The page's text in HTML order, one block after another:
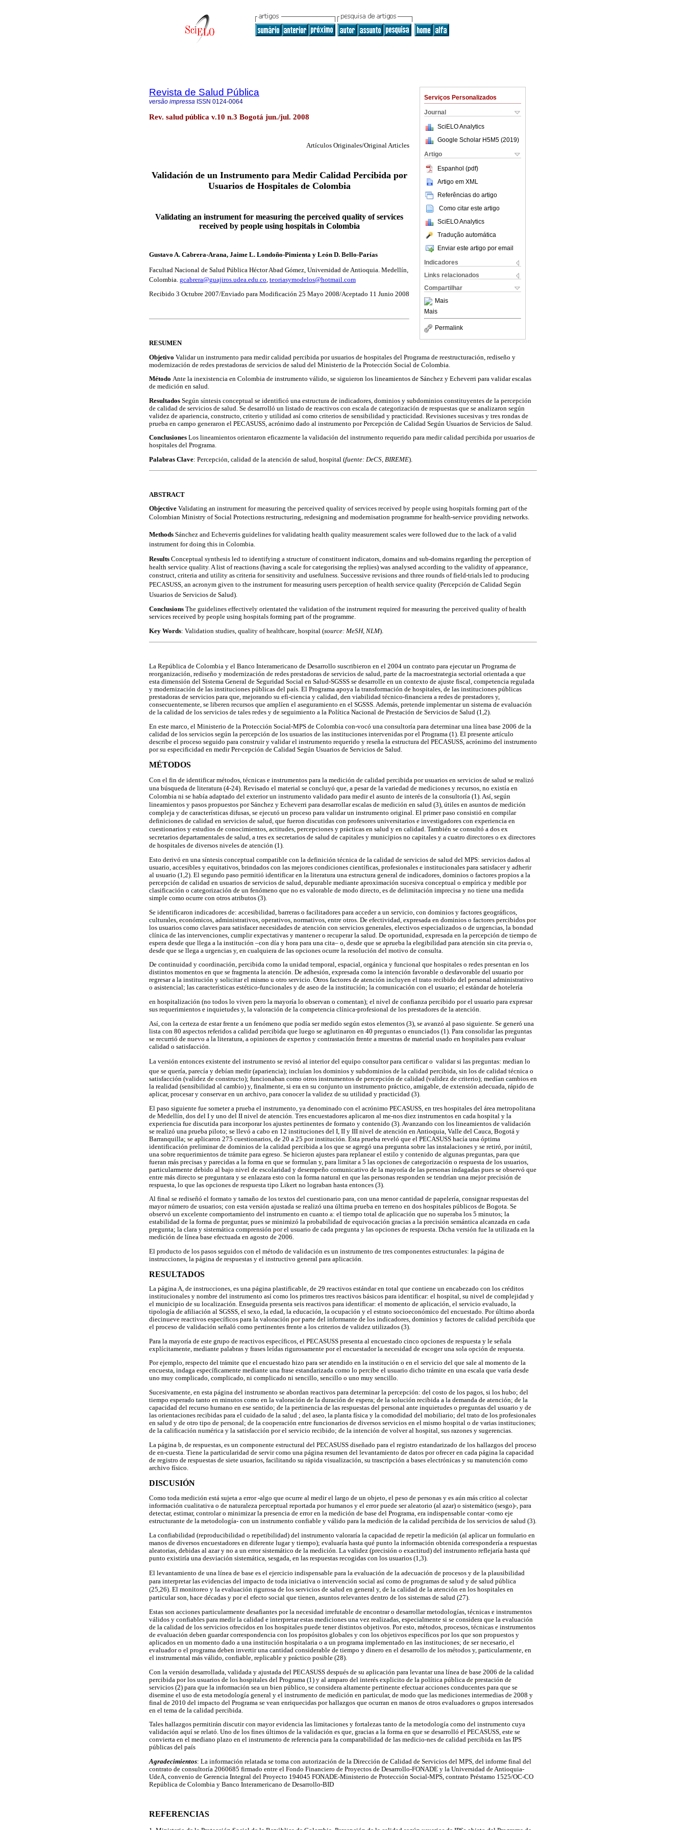
Serviços Personalizados
Journal
SciELO Analytics
Google Scholar H5M5 (2019)
Artigo
Espanhol (pdf)
Artigo em XML
Referências do artigo
Como citar este artigo
SciELO Analytics
Tradução automática
Enviar este artigo por email
Indicadores
Links relacionados
Compartilhar
Mais
Mais
Permalink
Revista de Salud Pública
versão impressa ISSN 0124-0064
Rev. salud pública v.10 n.3 Bogotá jun./jul. 2008
Artículos Originales/Original Articles
Validación de un Instrumento para Medir Calidad Percibida por
Usuarios de Hospitales de Colombia
Validating an instrument for measuring the perceived quality of services
received by people using hospitals in Colombia
Gustavo A. Cabrera-Arana, Jaime L. Londoño-Pimienta y León D. Bello-Parías
Facultad Nacional de Salud Pública Héctor Abad Gómez, Universidad de Antioquia. Medellín,
Colombia. gcabrera@guajiros.udea.edu.co, teoriasymodelos@hotmail.com
Recibido 3 Octubre 2007/Enviado para Modificación 25 Mayo 2008/Aceptado 11 Junio 2008
RESUMEN
Objetivo Validar un instrumento para medir calidad percibida por usuarios de hospitales del Programa de reestructuración, rediseño y
modernización de redes prestadoras de servicios de salud del Ministerio de la Protección Social de Colombia.
Método Ante la inexistencia en Colombia de instrumento válido, se siguieron los lineamientos de Sánchez y Echeverri para validar escalas
de medición en salud.
Resultados Según síntesis conceptual se identificó una estructura de indicadores, dominios y subdominios constituyentes de la percepción
de calidad de servicios de salud. Se desarrolló un listado de reactivos con escala de categorización de respuestas que se analizaron según
validez de apariencia, constructo, criterio y utilidad así como criterios de sensibilidad y practicidad. Revisiones sucesivas y tres rondas de
prueba en campo generaron el PECASUSS, acrónimo dado al instrumento por Percepción de Calidad Según Usuarios de Servicios de Salud.
Conclusiones Los lineamientos orientaron eficazmente la validación del instrumento requerido para medir calidad percibida por usuarios de
hospitales del Programa.
Palabras Clave: Percepción, calidad de la atención de salud, hospital (fuente: DeCS, BIREME).
ABSTRACT
Objective Validating an instrument for measuring the perceived quality of services received by people using hospitals forming part of the
Colombian Ministry of Social Protections restructuring, redesigning and modernisation programme for health-service providing networks.
Methods Sánchez and Echeverris guidelines for validating health quality measurement scales were followed due to the lack of a valid
instrument for doing this in Colombia.
Results Conceptual synthesis led to identifying a structure of constituent indicators, domains and sub-domains regarding the perception of
health service quality. A list of reactions (having a scale for categorising the replies) was analysed according to the validity of appearance,
construct, criteria and utility as criteria for sensitivity and usefulness. Successive revisions and three rounds of field-trials led to producing
PECASUSS, an acronym given to the instrument for measuring users perception of health service quality (Percepción de Calidad Según
Usuarios de Servicios de Salud).
Conclusions The guidelines effectively orientated the validation of the instrument required for measuring the perceived quality of health
services received by people using hospitals forming part of the programme.
Key Words: Validation studies, quality of healthcare, hospital (source: MeSH, NLM).
La República de Colombia y el Banco Interamericano de Desarrollo suscribieron en el 2004 un contrato para ejecutar un Programa de
reorganización, rediseño y modernización de redes prestadoras de servicios de salud, parte de la macroestrategia sectorial orientada a que
esta dimensión del Sistema General de Seguridad Social en Salud-SGSSS se desarrolle en un contexto de ajuste fiscal, competencia regulada
y modernización de las instituciones públicas del país. El Programa apoya la transformación de hospitales, de las instituciones públicas
prestadoras de servicios para que, mejorando su efi-ciencia y calidad, den viabilidad técnico-financiera a redes de prestadores y,
consecuentemente, se liberen recursos que amplíen el aseguramiento en el SGSSS. Además, pretende implementar un sistema de evaluación
de la calidad de los servicios de tales redes y de seguimiento a la Política Nacional de Prestación de Servicios de Salud (1,2).
En este marco, el Ministerio de la Protección Social-MPS de Colombia con-vocó una consultoría para determinar una línea base 2006 de la
calidad de los servicios según la percepción de los usuarios de las instituciones intervenidas por el Programa (1). El presente artículo
describe el proceso seguido para construir y validar el instrumento requerido y reseña la estructura del PECASUSS, acrónimo del instrumento
por su especificidad en medir Per-cepción de Calidad Según Usuarios de Servicios de Salud.
MÉTODOS
Con el fin de identificar métodos, técnicas e instrumentos para la medición de calidad percibida por usuarios en servicios de salud se realizó
una búsqueda de literatura (4-24). Revisado el material se concluyó que, a pesar de la variedad de mediciones y recursos, no existía en
Colombia ni se había adaptado del exterior un instrumento validado para medir el asunto de interés de la consultoría (1). Así, según
lineamientos y pasos propuestos por Sánchez y Echeverri para desarrollar escalas de medición en salud (3), útiles en asuntos de medición
compleja y de características difusas, se ejecutó un proceso para validar un instrumento original. El primer paso consistió en compilar
definiciones de calidad en servicios de salud, que fueron discutidas con profesores universitarios e investigadores con experiencia en
cuestionarios y estudios de conocimientos, actitudes, percepciones y prácticas en salud y en calidad. También se consultó a dos ex
secretarios departamentales de salud, a tres ex secretarios de salud de capitales y municipios no capitales y a cuatro directores o ex directores
de hospitales de diversos niveles de atención (1).
Esto derivó en una síntesis conceptual compatible con la definición técnica de la calidad de servicios de salud del MPS: servicios dados al
usuario, accesibles y equitativos, brindados con las mejores condiciones científicas, profesionales e institucionales para satisfacer y adherir
al usuario (1,2). El segundo paso permitió identificar en la literatura una estructura general de indicadores, dominios o factores propios a la
percepción de calidad en usuarios de servicios de salud, depurable mediante aproximación sucesiva conceptual o empírica y medible por
clasificación o categorización de un fenómeno que no es valorable de modo directo, es de delimitación imprecisa y no tiene una medida
simple como ocurre con otros atributos (3).
Se identificaron indicadores de: accesibilidad, barreras o facilitadores para acceder a un servicio, con dominios y factores geográficos,
culturales, económicos, administrativos, operativos, normativos, entre otros. De efectividad, expresada en dominios o factores percibidos por
los usuarios como claves para satisfacer necesidades de atención con servicios generales, electivos especializados o de urgencias, la bondad
clínica de las intervenciones, cumplir expectativas y mantener o recuperar la salud. De oportunidad, expresada en la percepción de tiempo de
espera desde que llega a la institución –con día y hora para una cita– o, desde que se aprueba la elegibilidad para atención sin cita previa o,
desde que se llega a urgencias y, en cualquiera de las opciones ocurre la resolución del motivo de consulta.
De continuidad y coordinación, percibida como la unidad temporal, espacial, orgánica y funcional que hospitales o redes presentan en los
distintos momentos en que se fragmenta la atención. De adhesión, expresada como la intención favorable o desfavorable del usuario por
regresar a la institución y solicitar el mismo u otro servicio. Otros factores de atención incluyen el trato recibido del personal administrativo
o asistencial; las características estético-funcionales y de aseo de la institución; la comunicación con el usuario; el estándar de hotelería
en hospitalización (no todos lo viven pero la mayoría lo observan o comentan); el nivel de confianza percibido por el usuario para expresar
sus requerimientos e inquietudes y, la valoración de la competencia clínica-profesional de los prestadores de la atención.
Así, con la certeza de estar frente a un fenómeno que podía ser medido según estos elementos (3), se avanzó al paso siguiente. Se generó una
lista con 80 aspectos referidos a calidad percibida que luego se aglutinaron en 40 preguntas o enunciados (1). Para consolidar las preguntas
se recurrió de nuevo a la literatura, a opiniones de expertos y contrastación frente a muestras de material usado en hospitales para evaluar
calidad o satisfacción.
La versión entonces existente del instrumento se revisó al interior del equipo consultor para certificar o  validar si las preguntas: median lo
que se quería, parecía y debían medir (apariencia); incluían los dominios y subdominios de la calidad percibida, sin los de calidad técnica o
satisfacción (validez de constructo); funcionaban como otros instrumentos de percepción de calidad (validez de criterio); medían cambios en
la realidad (sensibilidad al cambio) y, finalmente, si era en su conjunto un instrumento práctico, amigable, de extensión adecuada, rápido de
aplicar, procesar y conservar en un archivo, para conocer la validez de su utilidad y practicidad (3).
El paso siguiente fue someter a prueba el instrumento, ya denominado con el acrónimo PECASUSS, en tres hospitales del área metropolitana
de Medellín, dos del I y uno del II nivel de atención. Tres encuestadores aplicaron al me-nos diez instrumentos en cada hospital y la
experiencia fue discutida para incorporar los ajustes pertinentes de formato y contenido (3). Avanzando con los lineamientos de validación
se realizó una prueba piloto; se llevó a cabo en 12 instituciones del I, II y III nivel de atención en Antioquia, Valle del Cauca, Bogotá y
Barranquilla; se aplicaron 275 cuestionarios, de 20 a 25 por institución. Esta prueba reveló que el PECASUSS hacía una óptima
identificación preliminar de dominios de la calidad percibida a los que se agregó una pregunta sobre las instalaciones y se retiró, por inútil,
una sobre requerimientos de trámite para egreso. Se hicieron ajustes para replanear el estilo y contenido de algunas preguntas, para que
fueran más precisas y parecidas a la forma en que se formulan y, para limitar a 5 las opciones de categorización o respuesta de los usuarios,
particularmente debido al bajo nivel de escolaridad y desempeño comunicativo de la mayoría de las personas indagadas pues se observó que
entre más directo se preguntara y se enlazara esto con la forma natural en que las personas responden se tendrían una mejor precisión de
respuesta, lo que las opciones de respuesta tipo Likert no lograban hasta entonces (3).
Al final se rediseñó el formato y tamaño de los textos del cuestionario para, con una menor cantidad de papelería, consignar respuestas del
mayor número de usuarios; con esta versión ajustada se realizó una última prueba en terreno en dos hospitales públicos de Bogota. Se
observó un excelente comportamiento del instrumento en cuanto a: el tiempo total de aplicación que no superaba los 5 minutos; la
estabilidad de la forma de preguntar, pues se minimizó la probabilidad de equivocación gracias a la precisión semántica alcanzada en cada
pregunta; la clara y sistemática comprensión por el usuario de cada pregunta y las opciones de respuesta. Dicha versión fue la utilizada en la
medición de línea base efectuada en agosto de 2006.
El producto de los pasos seguidos con el método de validación es un instrumento de tres componentes estructurales: la página de
instrucciones, la página de respuestas y el instructivo general para aplicación.
RESULTADOS
La página A, de instrucciones, es una página plastificable, de 29 reactivos estándar en total que contiene un encabezado con los créditos
institucionales y nombre del instrumento así como los primeros tres reactivos básicos para identificar: el hospital, su nivel de complejidad y
el municipio de su localización. Enseguida presenta seis reactivos para identificar: el momento de aplicación, el servicio evaluado, la
tipología de afiliación al SGSSS, el sexo, la edad, la educación, la ocupación y el estrato socioeconómico del encuestado. Por último aborda
diecinueve reactivos específicos para la valoración por parte del informante de los indicadores, dominios y factores de calidad percibida que
el proceso de validación señaló como pertinentes frente a los criterios de validez utilizados (3).
Para la mayoría de este grupo de reactivos específicos, el PECASUSS presenta al encuestado cinco opciones de respuesta y le señala
explícitamente, mediante palabras y frases leídas rigurosamente por el encuestador la necesidad de escoger una sola opción de respuesta.
Por ejemplo, respecto del trámite que el encuestado hizo para ser atendido en la institución o en el servicio del que sale al momento de la
encuesta, indaga específicamente mediante una frase estandarizada como lo percibe el usuario dicho trámite en una escala que varía desde
uno muy complicado, complicado, ni complicado ni sencillo, sencillo o uno muy sencillo.
Sucesivamente, en esta página del instrumento se abordan reactivos para determinar la percepción: del costo de los pagos, si los hubo; del
tiempo esperado tanto en minutos como en la valoración de la duración de espera; de la solución recibida a la demanda de atención; de la
capacidad del recurso humano en ese sentido; de la pertinencia de las respuestas del personal ante inquietudes o preguntas del usuario y de
las orientaciones recibidas para el cuidado de la salud ; del aseo, la planta física y la comodidad del mobiliario; del trato de los profesionales
en salud y de otro tipo de personal; de la cooperación entre funcionarios de diversos servicios en el mismo hospital o de varias instituciones;
de la calificación numérica y la satisfacción por el servicio recibido; de la intención de volver al hospital, sus razones y sugerencias.
La página b, de respuestas, es un componente estructural del PECASUSS diseñado para el registro estandarizado de los hallazgos del proceso
de en-cuesta. Tiene la particularidad de servir como una página resumen del levantamiento de datos por ofrecer en cada página la capacidad
de registro de respuestas de siete usuarios, facilitando su rápida visualización, su trascripción a bases electrónicas y su manutención como
archivo físico.
DISCUSIÓN
Como toda medición está sujeta a error -algo que ocurre al medir el largo de un objeto, el peso de personas y es aún más crítico al colectar
información cualitativa o de naturaleza perceptual reportada por humanos y el error puede ser aleatorio (al azar) o sistemático (sesgo)-, para
detectar, estimar, controlar o minimizar la presencia de error en la medición de base del Programa, era indispensable contar -como eje
estructurante de la metodología- con un instrumento confiable y válido para la medición de la calidad percibida de los servicios de salud (3).
La confiabilidad (reproducibilidad o repetibilidad) del instrumento valoraría la capacidad de repetir la medición (al aplicar un formulario en
manos de diversos encuestadores en diferente lugar y tiempo); evaluaría hasta qué punto la información obtenida correspondería a respuestas
aleatorias, debidas al azar y no a un error sistemático de la medición. La validez (precisión o exactitud) del instrumento reflejaría hasta qué
punto existiría una desviación sistemática, sesgada, en las respuestas recogidas con los usuarios (1,3).
El levantamiento de una línea de base es el ejercicio indispensable para la evaluación de la adecuación de procesos y de la plausibilidad
para interpretar las evidencias del impacto de toda iniciativa o intervención social así como de programas de salud y de salud pública
(25,26). El monitoreo y la evaluación rigurosa de los servicios de salud en general y, de la calidad de la atención en los hospitales en
particular son, hace décadas y por el efecto social que tienen, asuntos relevantes dentro de los sistemas de salud (27).
Estas son acciones particularmente desafiantes por la necesidad irrefutable de encontrar o desarrollar metodologías, técnicas e instrumentos
válidos y confiables para medir la calidad e interpretar estas mediciones una vez realizadas, especialmente si se considera que la evaluación
de la calidad de los servicios ofrecidos en los hospitales puede tener distintos objetivos. Por esto, métodos, procesos, técnicas e instrumentos
de evaluación deben guardar correspondencia con los propósitos globales y con los objetivos específicos por los que son propuestos y
aplicados en un momento dado a una institución hospitalaria o a un programa implementado en las instituciones; de ser necesario, el
evaluador o el programa deben invertir una cantidad considerable de tiempo y dinero en el desarrollo de los métodos y, particularmente, en
el instrumental más válido, confiable, replicable y práctico posible (28).
Con la versión desarrollada, validada y ajustada del PECASUSS después de su aplicación para levantar una línea de base 2006 de la calidad
percibida por los usuarios de los hospitales del Programa (1) y al amparo del interés explicito de la política pública de prestación de
servicios (2) para que la información sea un bien público, se considera altamente pertinente efectuar acciones conducentes para que se
disemine el uso de esta metodología general y el instrumento de medición en particular, de modo que las mediciones intermedias de 2008 y
final de 2010 del impacto del Programa se vean enriquecidas por hallazgos que ocurran en manos de otros evaluadores o grupos interesados
en el tema de la calidad percibida.
Tales hallazgos permitirán discutir con mayor evidencia las limitaciones y fortalezas tanto de la metodología como del instrumento cuya
validación aquí se relató. Uno de los fines últimos de la validación es que, gracias a la forma en que se desarrolló el PECASUSS, este se
convierta en el mediano plazo en el instrumento de referencia para la comparabilidad de las medicio-nes de calidad percibida en las IPS
públicas del país
Agradecimientos: La información relatada se toma con autorización de la Dirección de Calidad de Servicios del MPS, del informe final del
contrato de consultoría 2060685 firmado entre el Fondo Financiero de Proyectos de Desarrollo-FONADE y la Universidad de Antioquia-
UdeA, convenio de Gerencia Integral del Proyecto 194045 FONADE-Ministerio de Protección Social-MPS, contrato Préstamo 1525/OC-CO
República de Colombia y Banco Interamericano de Desarrollo-BID
REFERENCIAS